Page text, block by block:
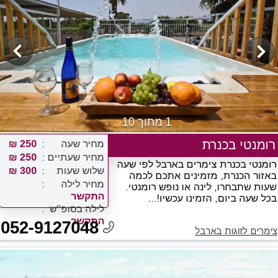
1 מתוך 10
רומנטי בכנרת
רומנטי בכנרת צימרים בארבל לפי שעה
באזור הכנרת, מזמינים אתכם לכמה
שעות שתבחרו, לינה או נופש רומנטי.
בכל שעה ביום, הזמינו עכשיו!...
צימרים לזוגות בארבל
מחיר שעה
250 ₪
מחיר שעתיים
250 ₪
שלוש שעות
300 ₪
מחיר לילה
התקשר
לילה בסופ''ש
התקשר
052-9127048